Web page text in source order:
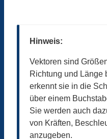
Hinweis:
Vektoren sind
Richtung und Länge
erkennt sie in die
über einem
Sie werden auch
von Kräften,
anzugeben.